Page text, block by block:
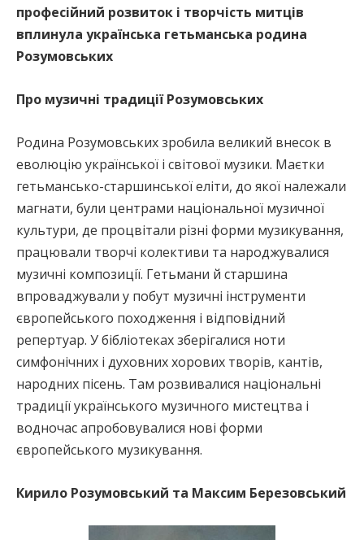
професійний розвиток і творчість митців
вплинула українська гетьманська родина
Розумовських
Про музичні традиції Розумовських
Родина Розумовських зробила великий внесок в
еволюцію української і світової музики. Маєтки
гетьмансько-старшинської еліти, до якої належали
магнати, були центрами національної музичної
культури, де процвітали різні форми музикування,
працювали творчі колективи та народжувалися
музичні композиції. Гетьмани й старшина
впроваджували у побут музичні інструменти
європейського походження і відповідний
репертуар. У бібліотеках зберігалися ноти
симфонічних і духовних хорових творів, кантів,
народних пісень. Там розвивалися національні
традиції українського музичного мистецтва і
водночас апробовувалися нові форми
європейського музикування.
Кирило Розумовський та Максим Березовський